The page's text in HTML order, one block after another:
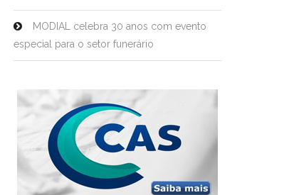
MODIAL celebra 30 anos com evento
especial para o setor funerário